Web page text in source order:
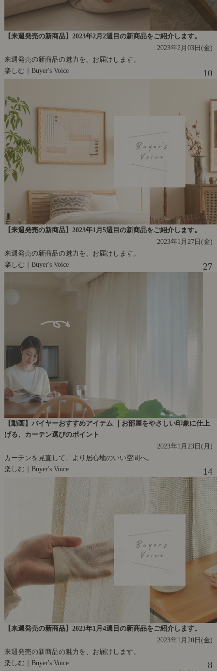
【来週発売の新商品】2023年2月2週目の新商品をご紹介します。
2023年2月03日(金)
来週発売の新商品の魅力を、お届けします。
楽しむ｜Buyer's Voice
10
【来週発売の新商品】2023年1月5週目の新商品をご紹介します。
2023年1月27日(金)
来週発売の新商品の魅力を、お届けします。
楽しむ｜Buyer's Voice
27
【動画】バイヤーおすすめアイテム ｜お部屋をやさしい印象に仕上
げる、カーテン選びのポイント
2023年1月23日(月)
カーテンを見直して、より居心地のいい空間へ。
楽しむ｜Buyer's Voice
14
【来週発売の新商品】2023年1月4週目の新商品をご紹介します。
2023年1月20日(金)
来週発売の新商品の魅力を、お届けします。
楽しむ｜Buyer's Voice
8